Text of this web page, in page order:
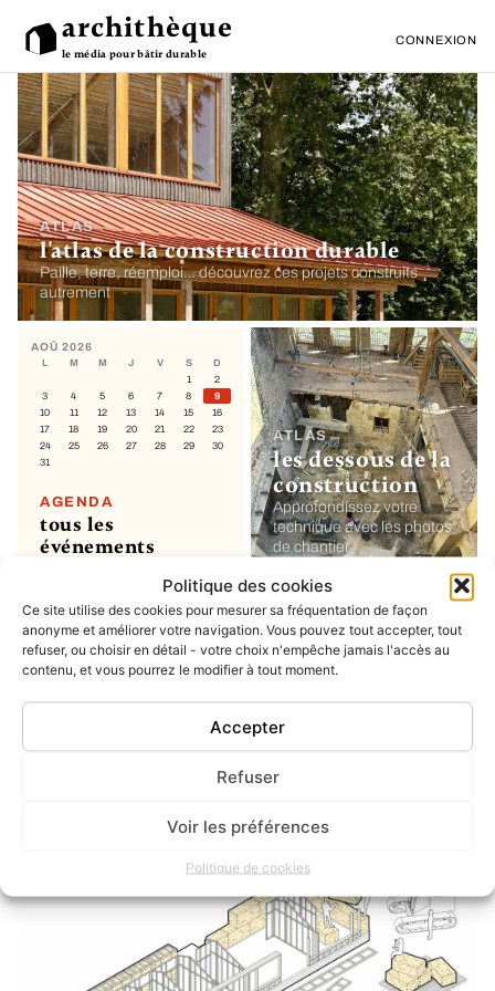
Politique des cookies
Ce site utilise des cookies pour mesurer sa fréquentation de façon
anonyme et améliorer votre navigation. Vous pouvez tout accepter, tout
refuser, ou choisir en détail - votre choix n'empêche jamais l'accès au
contenu, et vous pourrez le modifier à tout moment.
Accepter
Refuser
Voir les préférences
Politique de cookies
archithèque
le média pour bâtir durable
CONNEXION
ATLAS
l'atlas de la construction durable
Paille, terre, réemploi… découvrez ces projets construits
autrement
ATLAS
les dessous de la
construction
Approfondissez votre
technique avec les photos
de chantier
AOÛ 2026
L M M J V S
D
1
2
3
4 5 6 7 8
9
10
11 12 13 14 15
16
17
18 19 20 21 22
23
24
25 26 27 28 29
30
31
AGENDA
tous les
événements
MON COMPTE
soumettre un
projet ou un
évènement